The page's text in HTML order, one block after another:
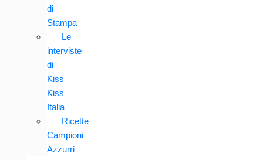
di
Stampa
Le
interviste
di
Kiss
Kiss
Italia
Ricette
Campioni
Azzurri